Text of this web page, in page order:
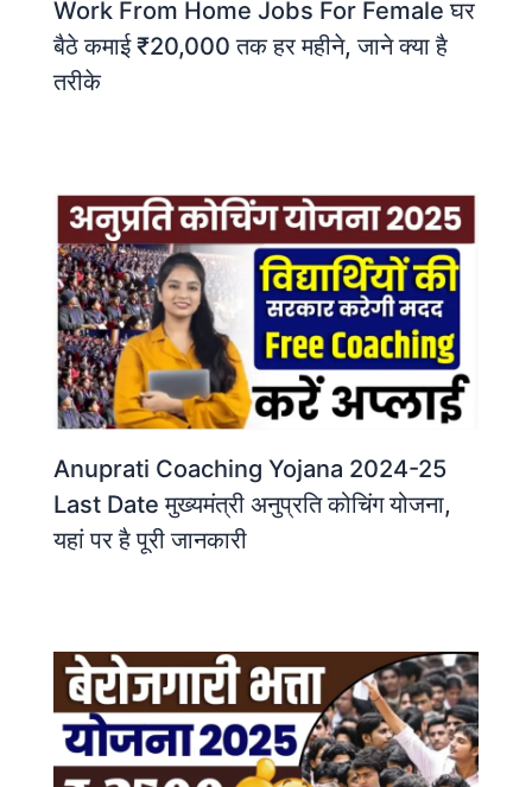
Work From Home Jobs For Female घर
बैठे कमाई ₹20,000 तक हर महीने, जाने क्या है
तरीके
Anuprati Coaching Yojana 2024-25
Last Date मुख्यमंत्री अनुप्रति कोचिंग योजना,
यहां पर है पूरी जानकारी